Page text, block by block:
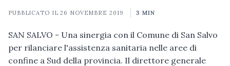
PUBBLICATO IL26 NOVEMBRE 2019 3 MIN
SAN SALVO - Una sinergia con il Comune di San Salvo
per rilanciare l'assistenza sanitaria nelle aree di
confine a Sud della provincia. Il direttore generale